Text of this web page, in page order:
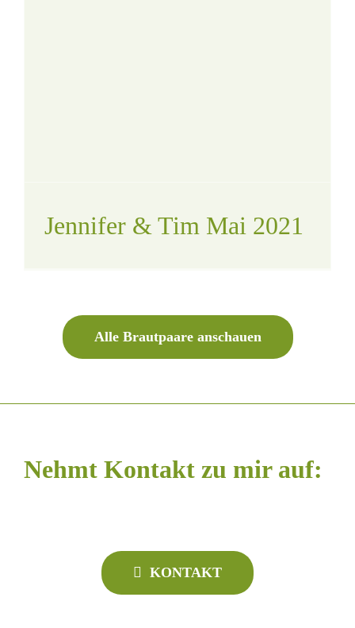
Jennifer & Tim Mai 2021
Alle Brautpaare anschauen
Nehmt Kontakt zu mir auf:
KONTAKT